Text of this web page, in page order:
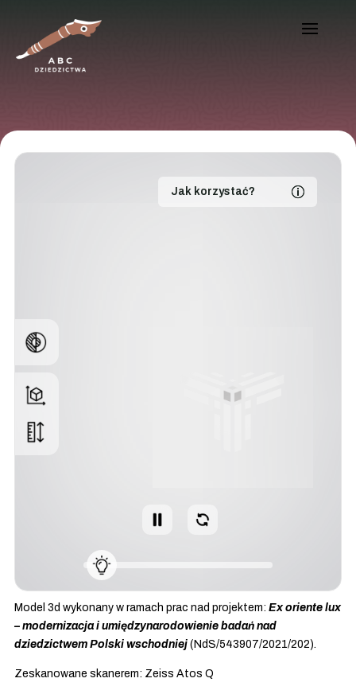
Jak korzystać?
Model 3d wykonany w ramach prac nad projektem: Ex oriente lux
– modernizacja i umiędzynarodowienie badań nad
dziedzictwem Polski wschodniej (NdS/543907/2021/202).
Zeskanowane skanerem: Zeiss Atos Q